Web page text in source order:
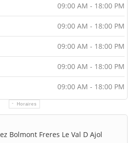
Horaires
09:00 AM - 18:00 PM
09:00 AM - 18:00 PM
09:00 AM - 18:00 PM
09:00 AM - 18:00 PM
09:00 AM - 18:00 PM
Bolmont Freres Le Val D Ajol